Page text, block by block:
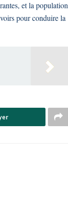
et la population
pour conduire la